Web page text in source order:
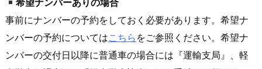
希望ナンバーありの場合
事前にナンバーの予約をしておく必要があります。希望ナ
ンバーの予約についてはこちら をご参照ください。希望ナ
ンバーの交付日以降に普通車の場合には『運輸支局』、軽